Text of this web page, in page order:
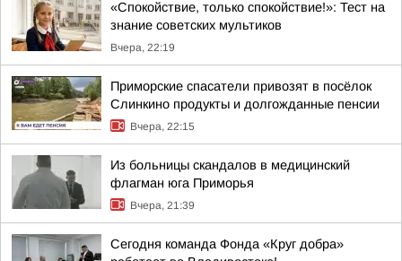
«Спокойствие, только спокойствие!»: Тест на
знание советских мультиков
Вчера, 22:19
Приморские спасатели привозят в посёлок
Слинкино продукты и долгожданные пенсии
Вчера, 22:15
Из больницы скандалов в медицинский
флагман юга Приморья
Вчера, 21:39
Сегодня команда Фонда «Круг добра»